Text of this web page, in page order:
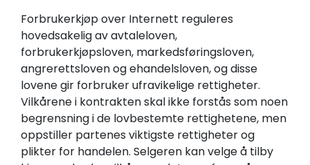
Forbrukerkjøp over Internett reguleres
hovedsakelig av avtaleloven,
forbrukerkjøpsloven, markedsføringsloven,
angrerettsloven og ehandelsloven, og disse
lovene gir forbruker ufravikelige rettigheter.
Vilkårene i kontrakten skal ikke forstås som noen
begrensning i de lovbestemte rettighetene, men
oppstiller partenes viktigste rettigheter og
plikter for handelen. Selgeren kan velge å tilby